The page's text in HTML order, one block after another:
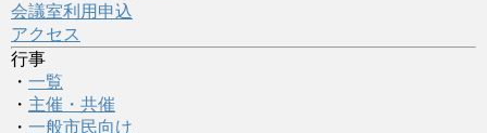
会議室利用申込
アクセス
行事
・ 一覧
・ 主催・共催
・ 一般市民向け